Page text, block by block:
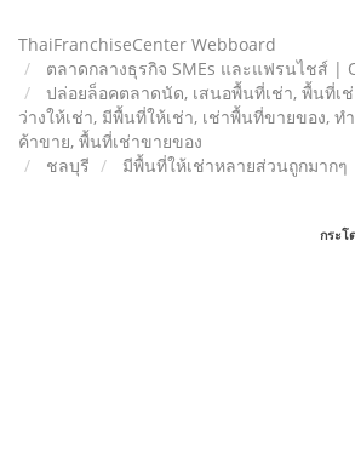
ThaiFranchiseCenter Webboard
ตลาดกลางธุรกิจ SMEs และแฟรนไชส์ |
ปล่อยล็อคตลาดนัด, เสนอพื้นที่เช่า, พื้นที่เ
ว่างให้เช่า, มีพื้นที่ให้เช่า, เช่าพื้นที่ขายของ, ทํ
ค้าขาย, พื้นที่เช่าขายของ
ชลบุรี
มีพื้นที่ให้เช่าหลายส่วนถูกมากๆ
กระโ